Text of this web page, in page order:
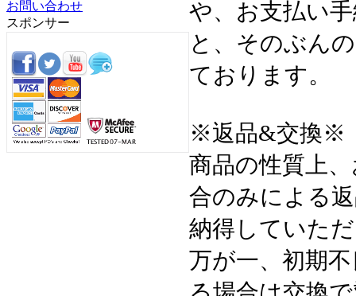
お問い合わせ
スポンサー
や、お支払い
と、そのぶん
ております。
※返品&交換※
商品の性質上
合のみによる
納得していた
万が一、初期